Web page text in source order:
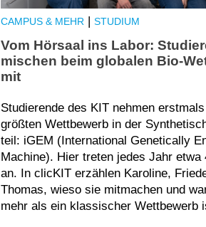
CAMPUS & MEHR | STUDIUM
Vom Hörsaal ins Labor:
mischen beim globalen Bio-
mit
Studierende des KIT nehmen
größten Wettbewerb in der
teil: iGEM (International Genetically
Machine). Hier treten jedes Jahr etwa
an. In clicKIT erzählen Karoline,
Thomas, wieso sie mitmachen und
mehr als ein klassischer Wettbewerb